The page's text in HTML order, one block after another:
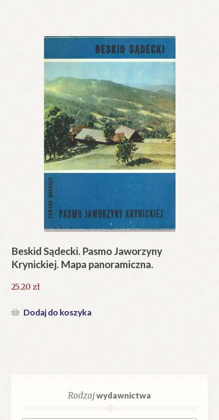
Beskid Sądecki. Pasmo Jaworzyny
Krynickiej. Mapa panoramiczna.
25.20 zł
Dodaj do koszyka
Rodzajwydawnictwa